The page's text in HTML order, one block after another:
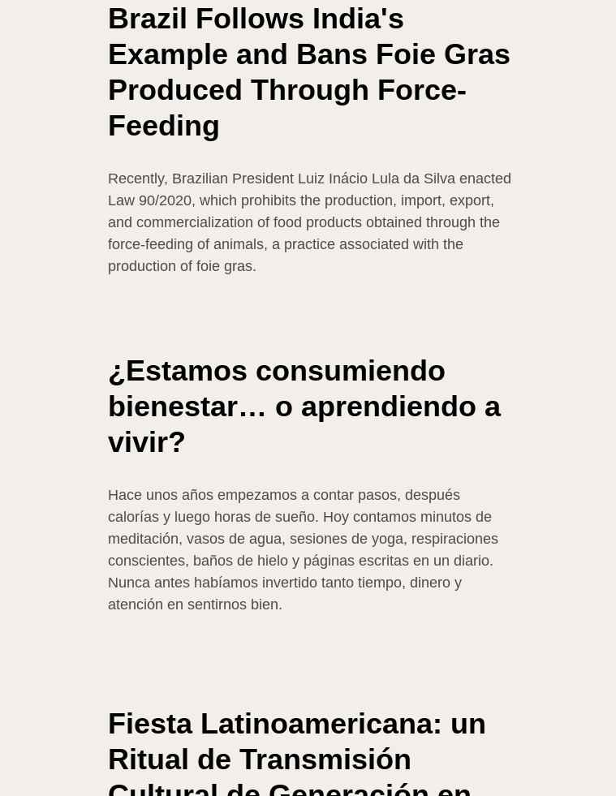
Brazil Follows India's
Example and Bans Foie Gras
Produced Through Force-
Feeding
Recently, Brazilian President Luiz Inácio Lula da Silva enacted
Law 90/2020, which prohibits the production, import, export,
and commercialization of food products obtained through the
force-feeding of animals, a practice associated with the
production of foie gras.
¿Estamos consumiendo
bienestar… o aprendiendo a
vivir?
Hace unos años empezamos a contar pasos, después
calorías y luego horas de sueño. Hoy contamos minutos de
meditación, vasos de agua, sesiones de yoga, respiraciones
conscientes, baños de hielo y páginas escritas en un diario.
Nunca antes habíamos invertido tanto tiempo, dinero y
atención en sentirnos bien.
Fiesta Latinoamericana: un
Ritual de Transmisión